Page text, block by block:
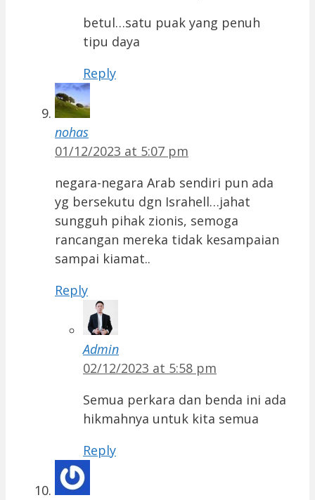
betul…satu puak yang penuh
tipu daya
Reply
nohas
01/12/2023 at 5:07 pm
negara-negara Arab sendiri pun ada
yg bersekutu dgn Israhell…jahat
sungguh pihak zionis, semoga
rancangan mereka tidak kesampaian
sampai kiamat..
Reply
Admin
02/12/2023 at 5:58 pm
Semua perkara dan benda ini ada
hikmahnya untuk kita semua
Reply